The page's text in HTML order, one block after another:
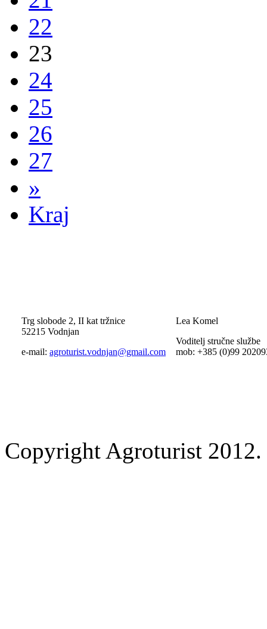
22
23
24
25
26
27
»
Kraj
Trg slobode 2, II kat tržnice
52215 Vodnjan
e-mail: agroturist.vodnjan@gmail.com
Lea Komel
Voditelj stručne službe
mob: +385 (0)99
Copyright Agroturist 2012.